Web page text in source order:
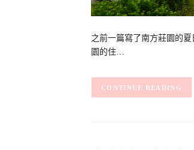
之前一篇寫了南方莊園的
園的住…
CONTINUE READING